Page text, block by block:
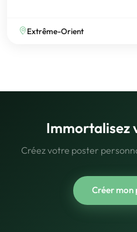
Extrême-Orient
Immortalisez
Créez votre poster
Créer mon